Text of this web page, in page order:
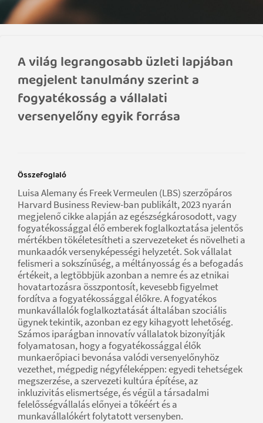
A világ legrangosabb üzleti lapjában
megjelent tanulmány szerint a
fogyatékosság a vállalati
versenyelőny egyik forrása
Összefoglaló
Luisa Alemany és Freek Vermeulen (LBS) szerzőpáros
Harvard Business Review-ban publikált, 2023 nyarán
megjelenő cikke alapján az egészségkárosodott, vagy
fogyatékossággal élő emberek foglalkoztatása jelentős
mértékben tökéletesítheti a szervezeteket és növelheti a
munkaadók versenyképességi helyzetét. Sok vállalat
felismeri a sokszínűség, a méltányosság és a befogadás
értékeit, a legtöbbjük azonban a nemre és az etnikai
hovatartozásra összpontosít, kevesebb figyelmet
fordítva a fogyatékossággal élőkre. A fogyatékos
munkavállalók foglalkoztatását általában szociális
ügynek tekintik, azonban ez egy kihagyott lehetőség.
Számos iparágban innovatív vállalatok bizonyítják
folyamatosan, hogy a fogyatékossággal élők
munkaerőpiaci bevonása valódi versenyelőnyhöz
vezethet, mégpedig négyféleképpen: egyedi tehetségek
megszerzése, a szervezeti kultúra építése, az
inkluzivitás elismertsége, és végül a társadalmi
felelősségvállalás előnyei a tőkéért és a
munkavállalókért folytatott versenyben.